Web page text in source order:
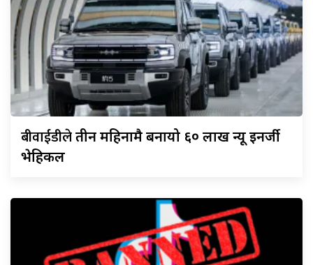
बीवाईडीलेतीन महिनामै बनायो ६० लाख न्यू इनर्जी
भेहिकल